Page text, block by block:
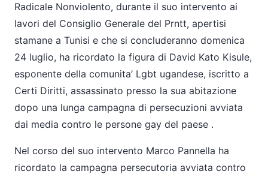
Radicale Nonviolento, durante il suo intervento ai
lavori del Consiglio Generale del Prntt, apertisi
stamane a Tunisi e che si concluderanno domenica
24 luglio, ha ricordato la figura di David Kato Kisule,
esponente della comunita’ Lgbt ugandese, iscritto a
Certi Diritti, assassinato presso la sua abitazione
dopo una lunga campagna di persecuzioni avviata
dai media contro le persone gay del paese .
Nel corso del suo intervento Marco Pannella ha
ricordato la campagna persecutoria avviata contro